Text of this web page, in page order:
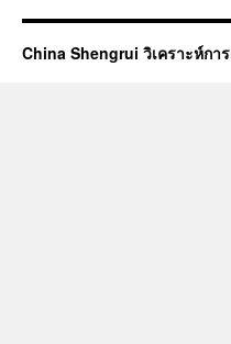
China Shengrui วิเคราะห์ก